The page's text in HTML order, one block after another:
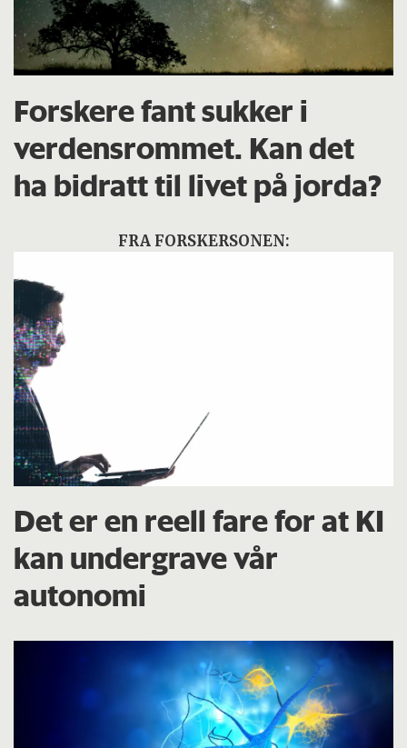
Forskere fant sukker i
verdensrommet. Kan det
ha bidratt til livet på jorda?
FRA FORSKERSONEN:
Det er en reell fare for at KI
kan undergrave vår
autonomi